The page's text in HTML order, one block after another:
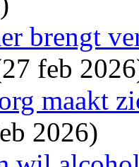
brengt
feb
maakt
2026)